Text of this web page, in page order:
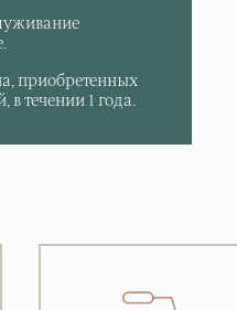
приобретенных
в течении 1 года.